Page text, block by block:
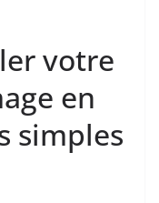
votre
en
simples